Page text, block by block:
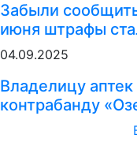
Забыли
июня штрафы
04.09.2025
Владелицу
контрабанду